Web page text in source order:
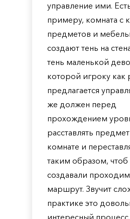
управление ими.
примеру, комната с
предметов и
создают тень на
тень маленькой
которой игроку как
предлагается
же должен перед
прохождением
расставлять
комнате и
таким образом, чтоб
создавали
маршрут. Звучит
практике это
интересный